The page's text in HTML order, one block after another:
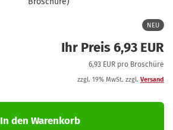
NEU
Ihr Preis 6,93 EUR
6,93 EUR pro Broschüre
zzgl. 19% MwSt. zzgl. Versand
In den Warenkorb